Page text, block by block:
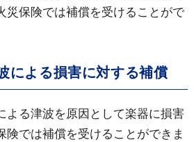
災保険では補償を受けることがで
による損害に対する補償
よる津波を原因として楽器に損害
険では補償を受けることができま